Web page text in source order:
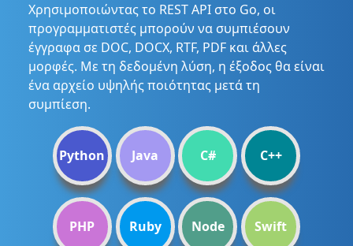
Χρησιμοποιώντας το REST API στο Go, οι
προγραμματιστές μπορούν να συμπιέσουν
έγγραφα σε DOC, DOCX, RTF, PDF και άλλες
μορφές. Με τη δεδομένη λύση, η έξοδος θα είναι
ένα αρχείο υψηλής ποιότητας μετά τη
συμπίεση.
Python Java C# C++
PHP Ruby Node Swift